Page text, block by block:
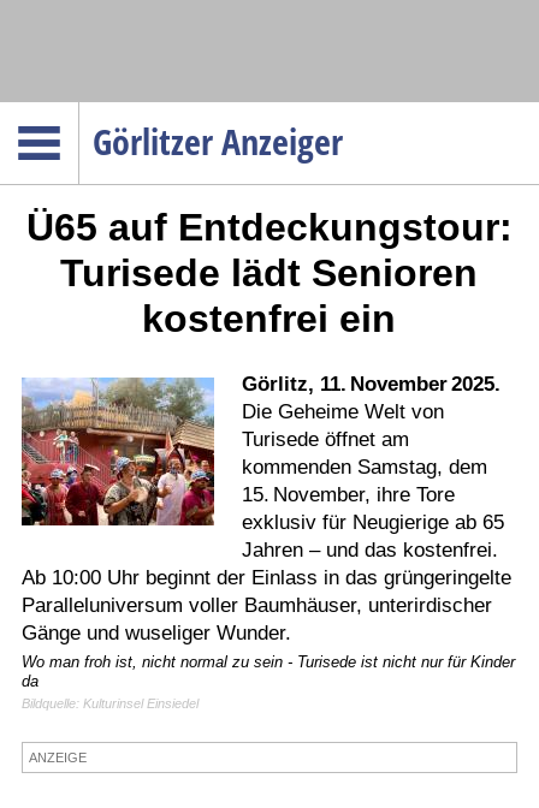
Görlitzer Anzeiger
Menüpunkte
Startseite
Politik
Gesellschaft
Verkehr
Gesundheit
Kultur
Termine
Kostenlos
Ü65 auf Entdeckungstour:
Turisede lädt Senioren
kostenfrei ein
Görlitz, 11. November 2025.
Die Geheime Welt von
Turisede öffnet am
kommenden Samstag, dem
15. November, ihre Tore
exklusiv für Neugierige ab 65
Jahren – und das kostenfrei.
Ab 10:00 Uhr beginnt der Einlass in das grüngeringelte
Paralleluniversum voller Baumhäuser, unterirdischer
Gänge und wuseliger Wunder.
Wo man froh ist, nicht normal zu sein - Turisede ist nicht nur für Kinder
da
Bildquelle: Kulturinsel Einsiedel
ANZEIGE